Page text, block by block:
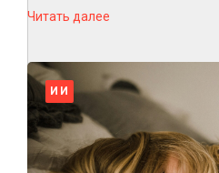
Читать далее
ИИ